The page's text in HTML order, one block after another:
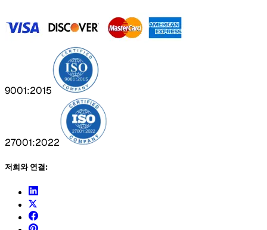
9001:2015
27001:2022
저희와 연결: